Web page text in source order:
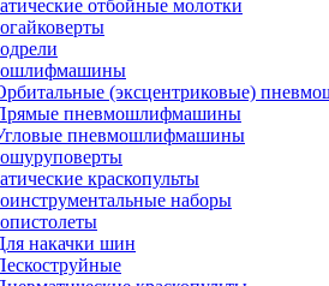
отбойные молотки
(эксцентриковые)
пневмошлифмашины
пневмошлифмашины
краскопульты
наборы
накачки шин